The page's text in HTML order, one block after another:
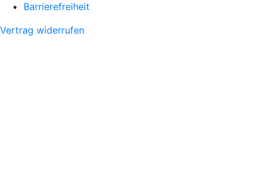
Barrierefreiheit
Vertrag widerrufen